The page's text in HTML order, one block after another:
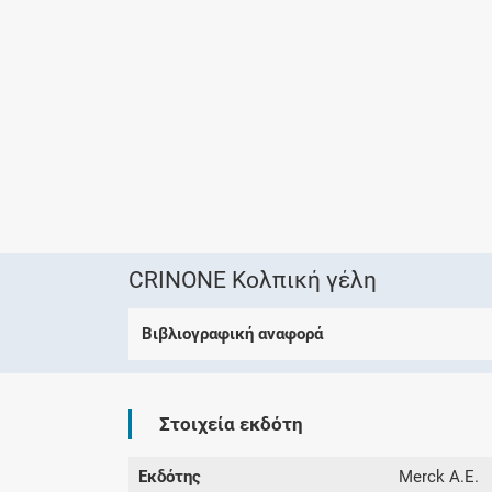
CRINONE Κολπική γέλη
Βιβλιογραφική αναφορά
Στοιχεία εκδότη
Εκδότης Merck A.E.